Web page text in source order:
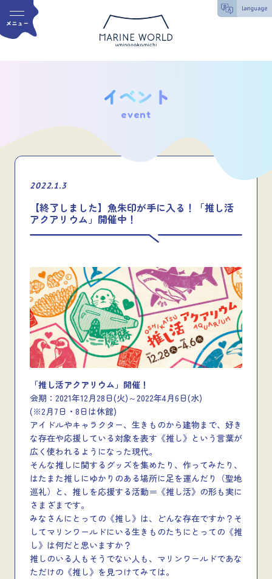
event
2022.1.3
【終了しました】魚朱印が手に入る！「推し活
アクアリウム」開催中！
「推し活アクアリウム」開催！
会期：2021年12月28日(火)～2022年4月6日(水)
(※2月7日・8日は休館)
アイドルやキャラクター、生きものから建物まで、好き
な存在や応援している対象を表す《推し》という言葉が
広く使われるようになった現代。
そんな推しに関するグッズを集めたり、作ってみたり、
はたまた推しにゆかりのある場所に足を運んだり（聖地
巡礼）と、推しを応援する活動＝《推し活》の形も実に
さまざまです。
みなさんにとっての《推し》は、どんな存在ですか？そ
してマリンワールドにいる生きものたちにとっての《推
し》は何だと思いますか？
推しのいる人もそうでない人も、マリンワールドであな
ただけの《推し》を見つけてみては。